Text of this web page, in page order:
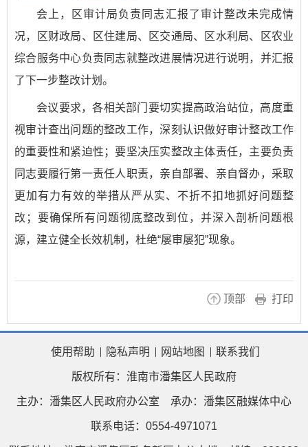
会上，区审计局负责同志汇报了审计整改未完成情
况，区财政局、区住建局、区交通局、区水利局、区农业
综合服务中心负责同志就整改进展情况进行说明，并汇报
了下一步整改计划。
会议要求，各相关部门要切实提高政治站位，高度重
视审计查出问题的整改工作，深刻认识做好审计整改工作
的重要性和紧迫性；要坚决压实整改主体责任，主要负责
同志要履行第一责任人职责，亲自部署、亲自督办，采取
更加有力有效的举措从严从实、不折不扣地抓好问题整
改；要确保所有问题彻底整改到位，并深入剖析问题根
源，​建立健全长效机制，​杜绝​“屡审屡犯”​现象。
顶部 打印
使用帮助 隐私声明 网站地图 联系我们
版权所有：淮南市潘集区人民政府
主办：潘集区人民政府办公室 承办：潘集区融媒体中心
联系电话：0554-4971071